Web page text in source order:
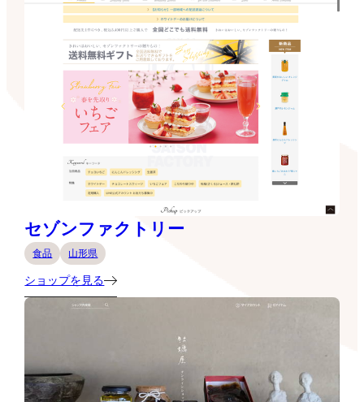
セゾンファクトリー
食品 山形県
ショップを見る